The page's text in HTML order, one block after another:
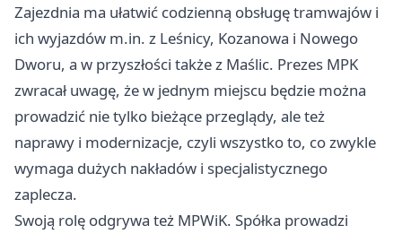
Zajezdnia ma ułatwić codzienną obsługę tramwajów i
ich wyjazdów m.in. z Leśnicy, Kozanowa i Nowego
Dworu, a w przyszłości także z Maślic. Prezes MPK
zwracał uwagę, że w jednym miejscu będzie można
prowadzić nie tylko bieżące przeglądy, ale też
naprawy i modernizacje, czyli wszystko to, co zwykle
wymaga dużych nakładów i specjalistycznego
zaplecza.
Swoją rolę odgrywa też MPWiK. Spółka prowadzi